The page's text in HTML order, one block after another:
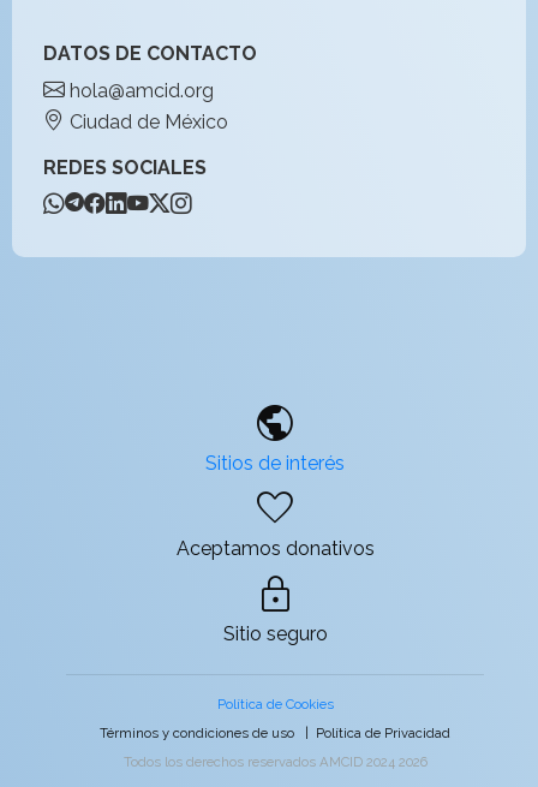
DATOS DE CONTACTO
hola@amcid.org
Ciudad de México
REDES SOCIALES
public
Sitios de interés
favorite
Aceptamos donativos
lock
Sitio seguro
Política de Cookies
Términos y condiciones de uso
Política de Privacidad
Todos los derechos reservados AMCID 2024 2026